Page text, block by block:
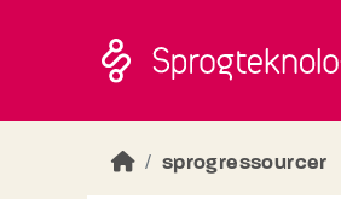
sprogressourcer